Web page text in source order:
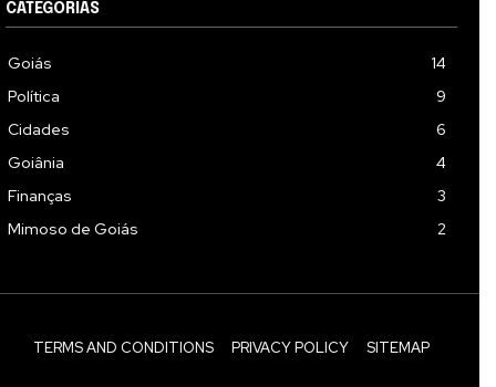
CATEGORIAS
Goiás
14
Política
9
Cidades
6
Goiânia
4
Finanças
3
Mimoso de Goiás
2
TERMS AND CONDITIONS PRIVACY POLICY SITEMAP